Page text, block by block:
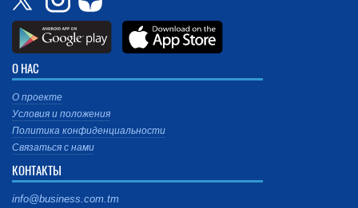
О НАС
О проекте
Условия и положения
Политика конфиденциальности
Связаться с нами
КОНТАКТЫ
info@business.com.tm